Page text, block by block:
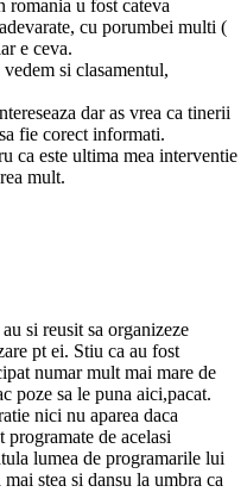
romania u fost cateva
cu porumbei multi (
e ceva.
si clasamentul,
dar as vrea ca tinerii
fie corect informati.
ca este ultima mea interventie
mult.
si reusit sa organizeze
pt ei. Stiu ca au fost
numar mult mai mare de
poze sa le puna aici,pacat.
nici nu aparea daca
programate de acelasi
lumea de programarile lui
stea si dansu la umbra ca